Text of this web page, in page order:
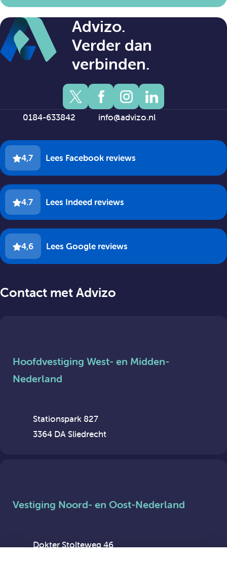
Advizo.
Verder dan
verbinden.
0184-633842 info@advizo.nl
4,7 Lees Facebook reviews
4.7 Lees Indeed reviews
4,6 Lees Google reviews
Contact met Advizo
Hoofdvestiging West- en Midden-
Nederland
Stationspark 827
3364 DA Sliedrecht
Vestiging Noord- en Oost-Nederland
Dokter Stolteweg 46